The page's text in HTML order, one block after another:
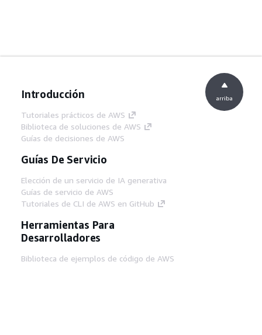
Introducción
Tutoriales prácticos de AWS
Biblioteca de soluciones de AWS
Guías de decisiones de AWS
Guías De Servicio
Elección de un servicio de IA generativa
Guías de servicio de AWS
Tutoriales de CLI de AWS en GitHub
Herramientas Para
Desarrolladores
Biblioteca de ejemplos de código de AWS
arriba